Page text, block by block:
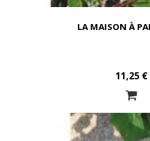
LA MAISON À
11,25 €